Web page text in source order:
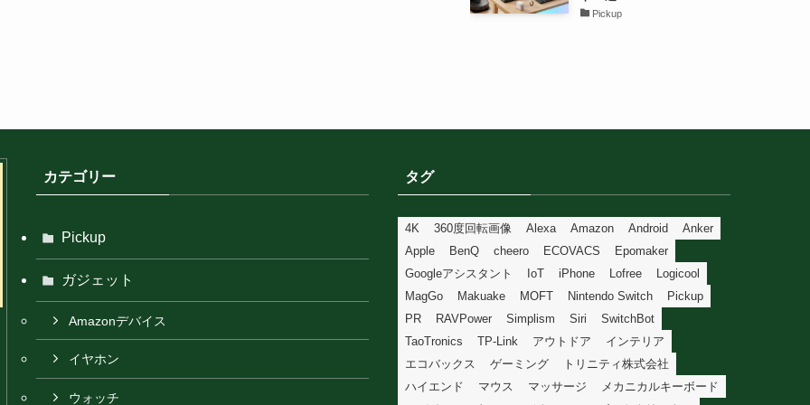
Pickup
カテゴリー
Pickup
ガジェット
Amazonデバイス
イヤホン
ウォッチ
タグ
4K 360度回転画像 Alexa Amazon Android
Anker
Apple
BenQ cheero ECOVACS
Epomaker
Googleアシスタント
IoT iPhone Lofree
Logicool
MagGo
Makuake MOFT Nintendo Switch
Pickup
PR
RAVPower Simplism Siri
SwitchBot
TaoTronics
TP-Link アウトドア
インテリア
エコバックス
ゲーミング
トリニティ株式会社
ハイエンド
マウス マッサージ
メカニカルキーボード